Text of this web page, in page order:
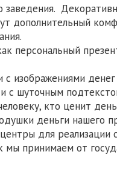
заведения.
дополнительный
персональный
изображениями
с шуточным
кто ценит
деньги нашего
для реализации
принимаем от